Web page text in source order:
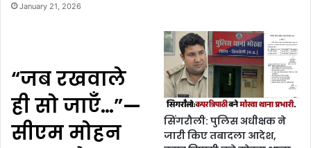
January 21, 2026
“जब रखवाले
ही सो जाएँ…”—
सीएम मोहन
सिंगरौली: पुलिस अधीक्षक ने
जारी किए तबादला आदेश,